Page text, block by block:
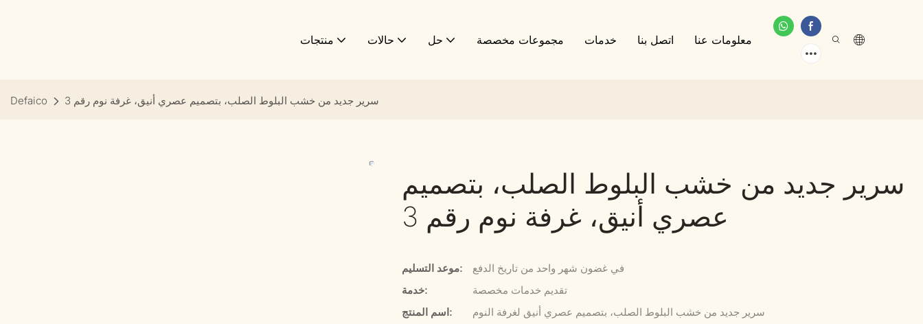
منتجات حالات حل مجموعات مخصصة خدمات اتصل بنا معلومات عنا
Defaico سرير جديد من خشب البلوط الصلب، بتصميم عصري أنيق، غرفة نوم رقم 3
سرير جديد من خشب البلوط الصلب، بتصميم
عصري أنيق، غرفة نوم رقم 3
موعد التسليم:
في غضون شهر واحد من تاريخ الدفع
خدمة:
تقديم خدمات مخصصة
اسم المنتج:
سرير جديد من خشب البلوط الصلب، بتصميم عصري أنيق لغرفة النوم